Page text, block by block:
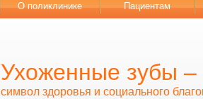
О поликлинике Пациентам
Ухоженные зубы –
символ здоровья и социального